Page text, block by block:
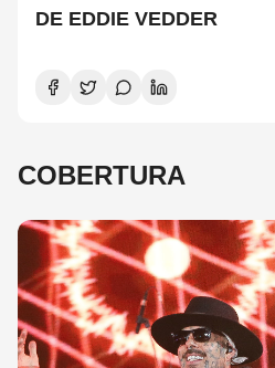
DE EDDIE VEDDER
COBERTURA